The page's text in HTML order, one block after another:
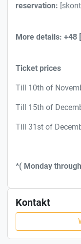
reservation:
More details: +48
Ticket prices
Till 10th of
Till 15th of
Till 31st of
*( Monday
Kontakt